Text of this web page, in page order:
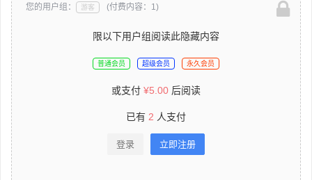
您的用户组： 游客 (付费内容：1)
限以下用户组阅读此隐藏内容
普通会员 超级会员 永久会员
或支付 ¥5.00 后阅读
已有 2 人支付
登录 立即注册